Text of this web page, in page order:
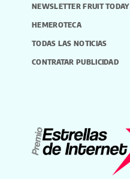
NEWSLETTER FRUIT TODAY
HEMEROTECA
TODAS LAS NOTICIAS
CONTRATAR PUBLICIDAD